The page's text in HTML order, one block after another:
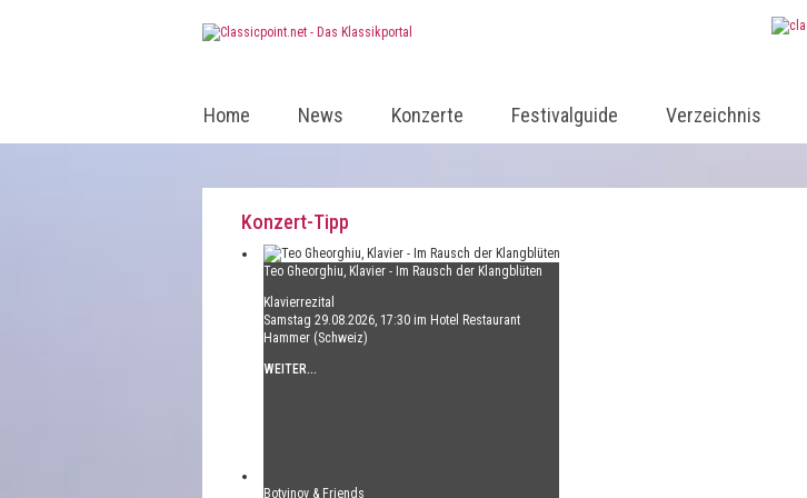
Home News Konzerte Festivalguide Verzeichnis
Konzert-Tipp
Teo Gheorghiu, Klavier - Im Rausch der Klangblüten
Klavierrezital
Samstag 29.08.2026, 17:30 im Hotel Restaurant
Hammer (Schweiz)
WEITER...
Botvinov & Friends